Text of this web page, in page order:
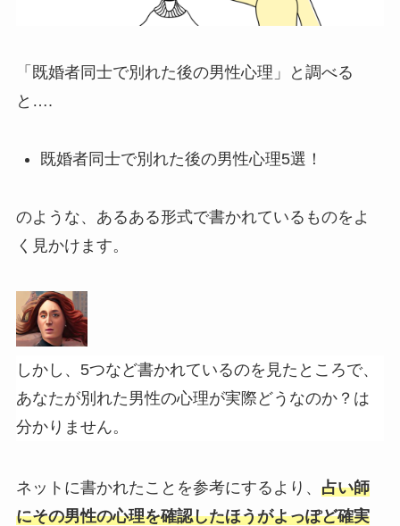
「既婚者同士で別れた後の男性心理」と調べる
と….
既婚者同士で別れた後の男性心理5選！
のような、あるある形式で書かれているものをよ
く見かけます。
しかし、5つなど書かれているのを見たところで、
あなたが別れた男性の心理が実際どうなのか？は
分かりません。
ネットに書かれたことを参考にするより、 占い師
にその男性の心理を確認したほうがよっぽど確実